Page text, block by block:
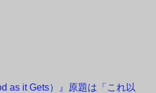
as it Gets）』原題は「これ以